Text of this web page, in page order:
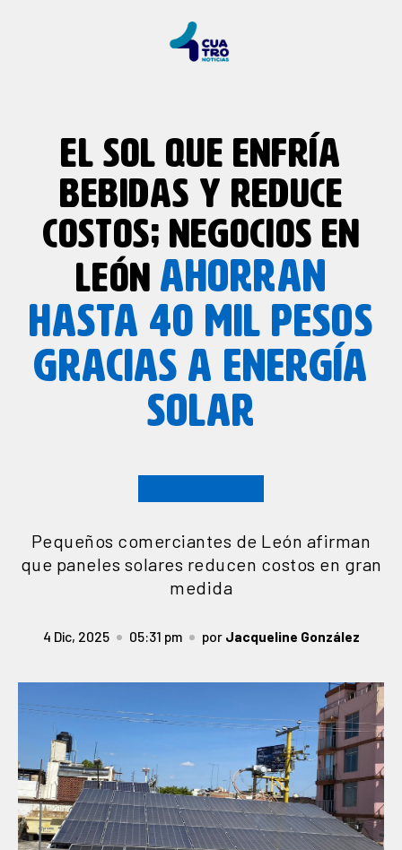
EL SOL QUE ENFRÍA
BEBIDAS Y REDUCE
COSTOS; NEGOCIOS EN
LEÓN AHORRAN
HASTA 40 MIL PESOS
GRACIAS A ENERGÍA
SOLAR
Pequeños comerciantes de León afirman
que paneles solares reducen costos en gran
medida
4 Dic, 2025 05:31 pm por Jacqueline González